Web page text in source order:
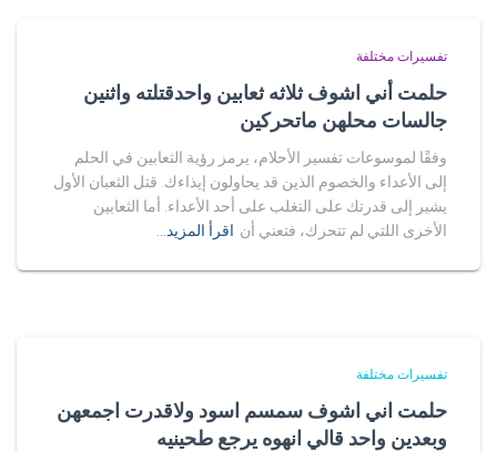
تفسيرات مختلفة
حلمت أني اشوف ثلاثه ثعابين واحدقتلته واثنين
جالسات محلهن ماتحركين
وفقًا لموسوعات تفسير الأحلام، يرمز رؤية الثعابين في الحلم
إلى الأعداء والخصوم الذين قد يحاولون إيذاءك. قتل الثعبان الأول
يشير إلى قدرتك على التغلب على أحد الأعداء. أما الثعابين
الأخرى اللتي لم تتحرك، فتعني أن اقرأ المزيد…
تفسيرات مختلفة
حلمت اني اشوف سمسم اسود ولاقدرت اجمعهن
وبعدين واحد قالي انهوه يرجع طحينيه